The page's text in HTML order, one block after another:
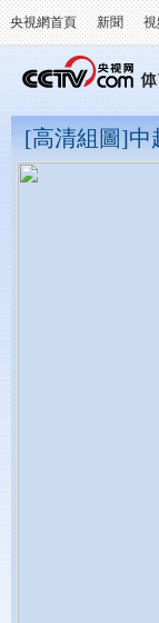
央視網首頁 新聞
[高清組圖]中